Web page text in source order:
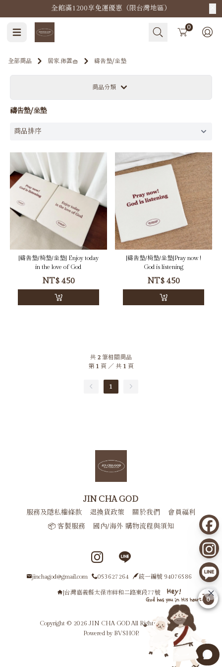
全館滿1200享免運優惠（限台灣地區）
Cart 0
全部商品 居家.佈置🧺 禱告墊⧸坐墊
商品分類
禱告墊⧸坐墊
[禱告墊/椅墊/坐墊] Enjoy today
in the love of God
NT$450
[禱告墊/椅墊/坐墊]Pray now !
God is listening
NT$450
共 2 筆相關商品
第 1 頁 ／ 共 1 頁
1
JIN CHA GOD
服務及隱私權條款 退換貨政策 關於我們
會員福利
📦 客製服務
國內/海外 購物流程與須知
Instagram pageLine page
jinchagod@gmail.com 053627264 統一編號 94076586
|台灣嘉義縣太保市祥和二路東段77號
Copyright © 2026 JIN CHA GOD All Rights Reserved.
Powered by BVSHOP.
0